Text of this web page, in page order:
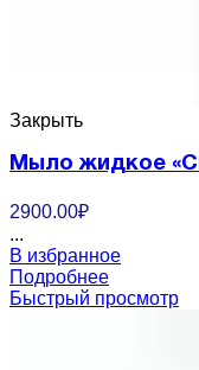
Закрыть
Мыло жидкое
2900.00₽
...
В избранное
Подробнее
Быстрый просмотр